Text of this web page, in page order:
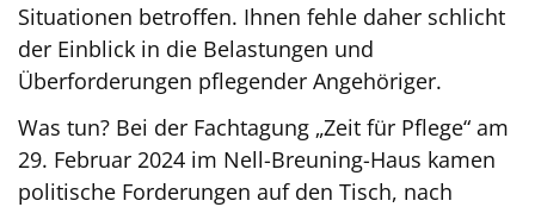
Situationen betroffen. Ihnen fehle daher schlicht
der Einblick in die Belastungen und
Überforderungen pflegender Angehöriger.
Was tun? Bei der Fachtagung „Zeit für Pflege“ am
29. Februar 2024 im Nell-Breuning-Haus kamen
politische Forderungen auf den Tisch, nach